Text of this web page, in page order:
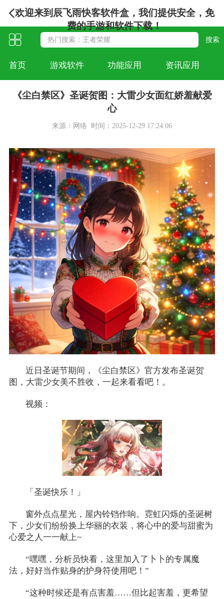
欢迎来到辰飞雨快客软件盒，我们提供安全，免
费的手游和软件下载！
首页 游戏软件 功能应用 资讯应用
《尘白禁区》圣诞贺图：大雷少女面红娇羞献爱
心
来源：网络 时间：2025-12-29 17:24:06
近日圣诞节期间，《尘白禁区》官方发布圣诞贺
图，大雷少女美不胜收，一起来看看吧！。
视频：
「圣诞快乐！」
窗外点点星光，屋内铃铛作响。霓虹闪烁的圣诞树
下，少女们纷纷换上华丽的衣装，将心中的爱与甜蜜为
心爱之人一一献上~
“嘿嘿，分析员快看，这里加入了卜卜的专属魔
法，好好当作贴身的护身符使用吧！”
“这种时候还是有点害羞……但比起害羞，更希望